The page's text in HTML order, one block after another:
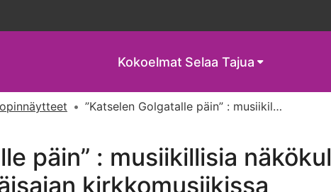
Kokoelmat Selaa Tajua
”Katselen Golgatalle päin” : musiikillisia näkökulmia Jeesuksen 48 solistirooliin pääsiäisajan kirkkomusiikissa
päin” : musiikillisia
kirkkomusiikissa